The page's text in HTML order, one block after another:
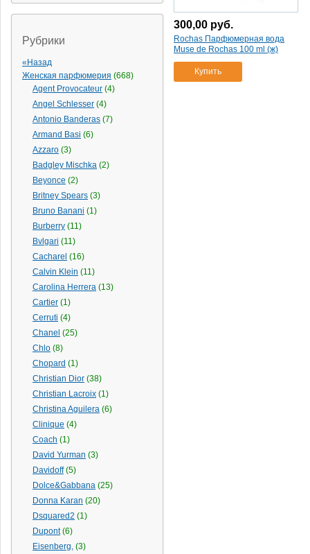
Рубрики
«Назад
Женская парфюмерия (668)
Agent Provocateur (4)
Angel Schlesser (4)
Antonio Banderas (7)
Armand Basi (6)
Azzaro (3)
Badgley Mischka (2)
Beyonce (2)
Britney Spears (3)
Bruno Banani (1)
Burberry (11)
Bvlgari (11)
Cacharel (16)
Calvin Klein (11)
Carolina Herrera (13)
Cartier (1)
Cerruti (4)
Chanel (25)
Chlo (8)
Chopard (1)
Christian Dior (38)
Christian Lacroix (1)
Christina Aguilera (6)
Clinique (4)
Coach (1)
David Yurman (3)
Davidoff (5)
Dolce&Gabbana (25)
Donna Karan (20)
Dsquared2 (1)
Dupont (6)
Eisenberg, (3)
300,00 руб.
Rochas Парфюмерная вода
Muse de Rochas 100 ml (ж)
Купить